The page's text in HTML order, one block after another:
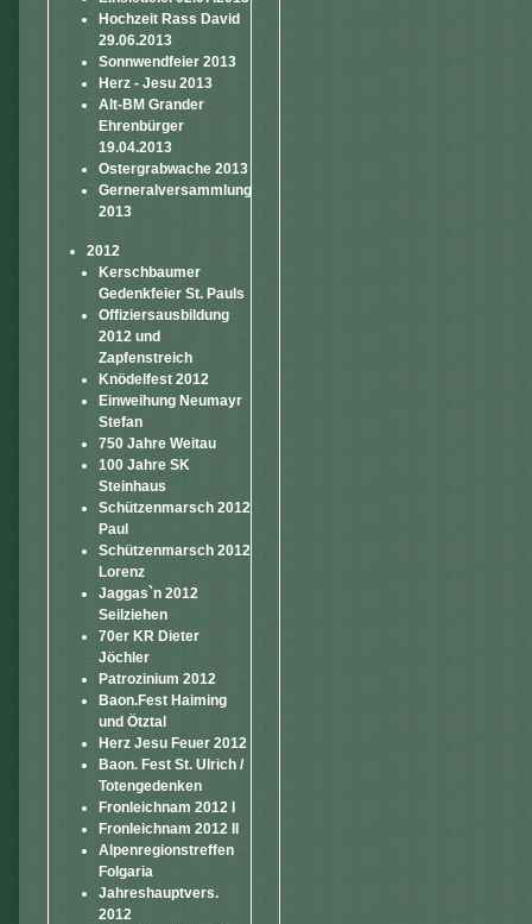
Hochzeit Rass David
29.06.2013
Sonnwendfeier 2013
Herz - Jesu 2013
Alt-BM Grander
Ehrenbürger
19.04.2013
Ostergrabwache 2013
Gerneralversammlung
2013
2012
Kerschbaumer
Gedenkfeier St. Pauls
Offiziersausbildung
2012 und
Zapfenstreich
Knödelfest 2012
Einweihung Neumayr
Stefan
750 Jahre Weitau
100 Jahre SK
Steinhaus
Schützenmarsch 2012
Paul
Schützenmarsch 2012
Lorenz
Jaggas`n 2012
Seilziehen
70er KR Dieter
Jöchler
Patrozinium 2012
Baon.Fest Haiming
und Ötztal
Herz Jesu Feuer 2012
Baon. Fest St. Ulrich /
Totengedenken
Fronleichnam 2012 I
Fronleichnam 2012 II
Alpenregionstreffen
Folgaria
Jahreshauptvers.
2012